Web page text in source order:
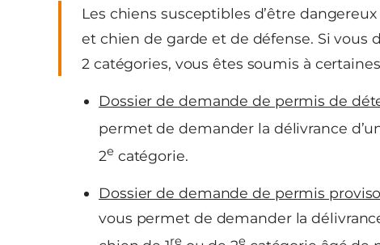
Les chiens susceptibles d’être
et chien de garde et de défense. Si vous
2 catégories, vous êtes soumis à
Dossier de demande de permis de
permet de demander la délivrance
2e catégorie.
Dossier de demande de permis
vous permet de demander la
re e